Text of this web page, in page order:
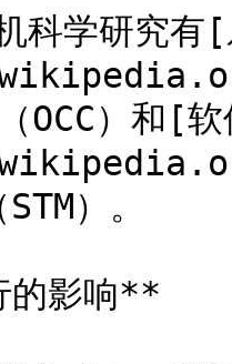
科学研究
）和[软
）。
影响**